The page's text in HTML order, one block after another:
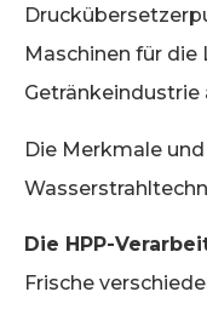
Maschinen für
Getränkeindustrie
Die Merkmale
Die HPP-
Frische